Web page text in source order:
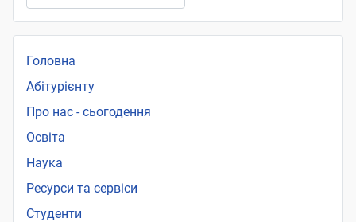
Головна
Абітурієнту
Про нас - сьогодення
Освіта
Наука
Ресурси та сервіси
Студенти